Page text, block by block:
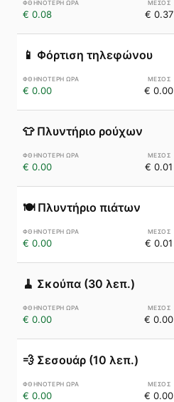
€ 0.08 € 0.37
📱 Φόρτιση τηλεφώνου
€ 0.00 € 0.00
👕 Πλυντήριο ρούχων
€ 0.00 € 0.01
🍽️ Πλυντήριο πιάτων
€ 0.00 € 0.01
🧹 Σκούπα (30 λεπ.)
€ 0.00 € 0.00
💨 Σεσουάρ (10 λεπ.)
€ 0.00 € 0.00